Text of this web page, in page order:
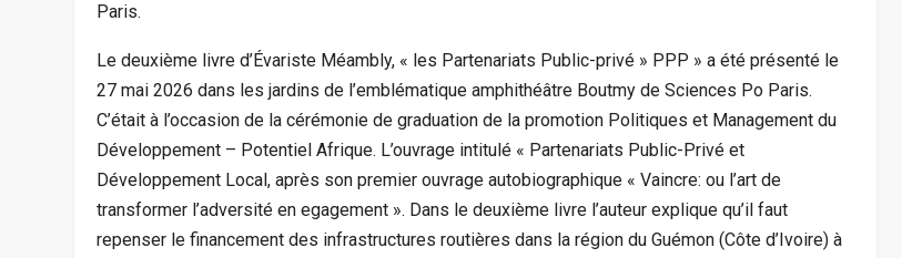
Paris.
Le deuxième livre d’Évariste Méambly, « les Partenariats Public-privé » PPP » a été présenté le
27 mai 2026 dans les jardins de l’emblématique amphithéâtre Boutmy de Sciences Po Paris.
C’était à l’occasion de la cérémonie de graduation de la promotion Politiques et Management du
Développement – Potentiel Afrique. L’ouvrage intitulé « Partenariats Public-Privé et
Développement Local, après son premier ouvrage autobiographique « Vaincre: ou l’art de
transformer l’adversité en egagement ». Dans le deuxième livre l’auteur explique qu’il faut
repenser le financement des infrastructures routières dans la région du Guémon (Côte d’Ivoire) à